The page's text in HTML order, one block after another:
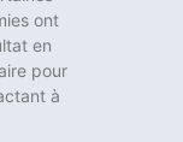
ont
en
pour
à